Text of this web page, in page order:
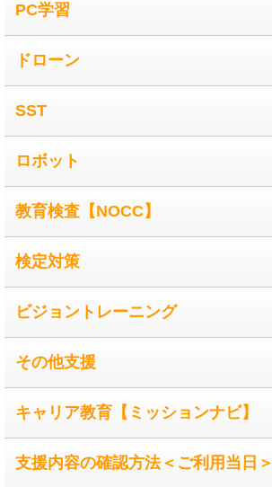
PC学習
ドローン
SST
ロボット
教育検査【NOCC】
検定対策
ビジョントレーニング
その他支援
キャリア教育【ミッションナビ】
支援内容の確認方法＜ご利用当日＞